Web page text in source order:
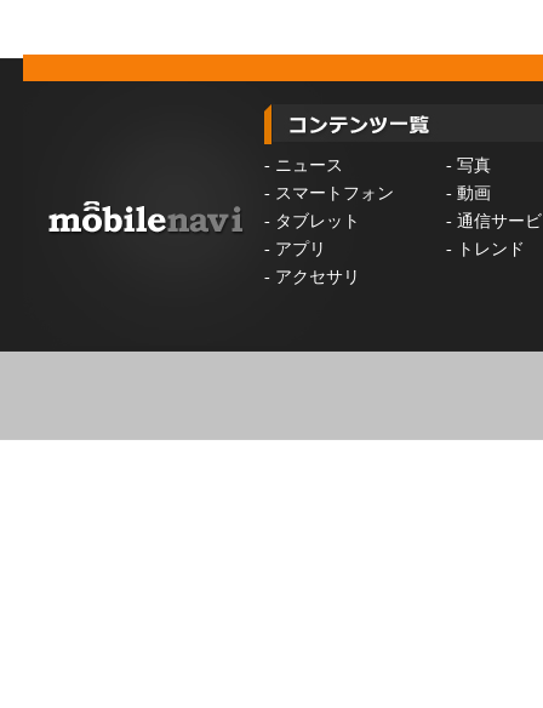
- ニュース - 写真
- スマートフォン - 動画
- タブレット - 通信サー
- アプリ -
トレンド
- アクセサリ